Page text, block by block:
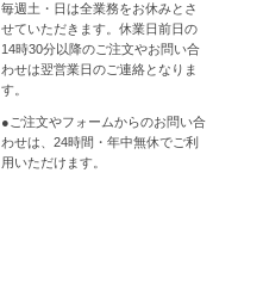
毎週土・日は全業務をお休みとさ
せていただきます。休業日前日の
14時30分以降のご注文やお問い合
わせは翌営業日のご連絡となりま
す。
●ご注文やフォームからのお問い合
わせは、 24時間・年中無休でご利
用いただけます。